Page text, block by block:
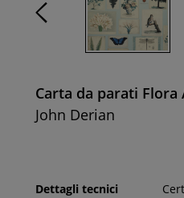
Carta da parati Flora
John Derian
Dettagli tecnici